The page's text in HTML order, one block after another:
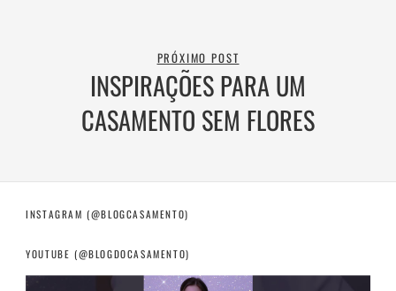
PRÓXIMO POST
INSPIRAÇÕES PARA UM
CASAMENTO SEM FLORES
INSTAGRAM (@BLOGCASAMENTO)
YOUTUBE (@BLOGDOCASAMENTO)